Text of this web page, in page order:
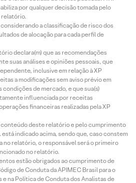
por qualquer decisão tomada pelo
relatório.
a classificação de risco dos
de alocação para cada perfil de
declara(m) que as recomendações
suas análises e opiniões pessoais, que
inclusive em relação à XP
a modificações sem aviso prévio em
de mercado, e que sua(s)
influenciada por receitas
financeiras realizadas pela XP
conteúdo deste relatório e pelo cumprimento
está indicado acima, sendo que, caso constem
no relatório, o responsável será o primeiro
no relatório.
estão obrigados ao cumprimento de
de Conduta da APIMEC Brasil para o
na Política de Conduta dos Analistas de